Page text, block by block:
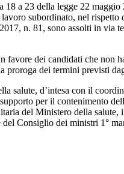
a 23 della legge 22
subordinato, nel
n. 81, sono assolti in via
dei candidati che non
proroga dei termini previsti
salute, d’intesa con il
per il contenimento
del Ministero della
Consiglio dei ministri 1°